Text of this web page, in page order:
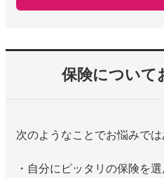
保険について
次のようなことでお悩みでは
・自分にピッタリの保険を